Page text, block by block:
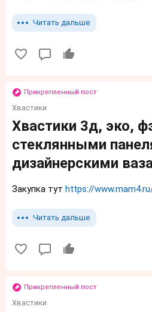
Читать дальше
Прикрепленный пост
Хвастики
Хвастики 3д, эко,
стеклянными
дизайнерскими
Закупка тут https://
Читать дальше
Прикрепленный пост
Хвастики